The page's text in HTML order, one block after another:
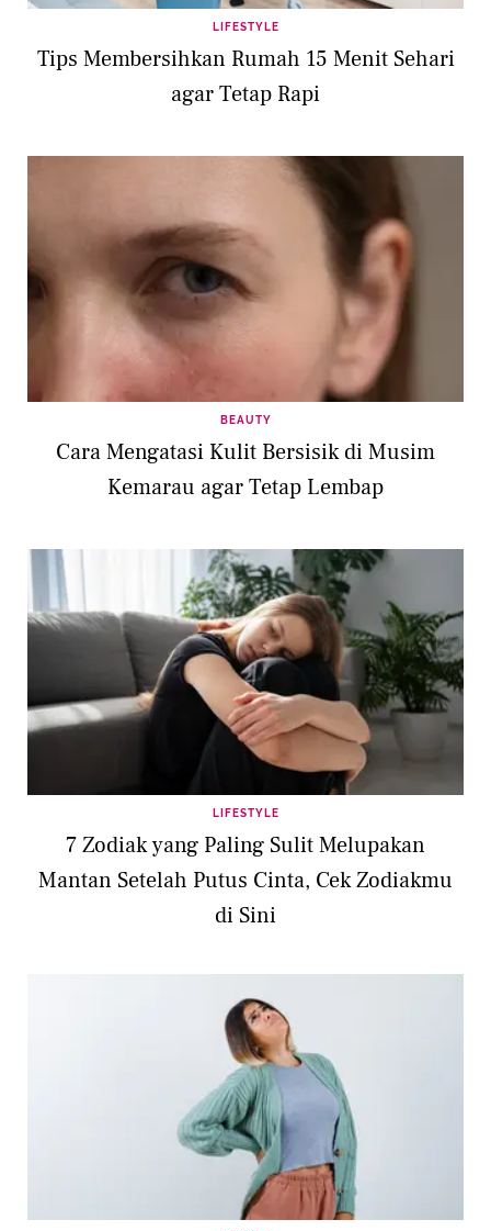
LIFESTYLE
Tips Membersihkan Rumah 15 Menit Sehari
agar Tetap Rapi
BEAUTY
Cara Mengatasi Kulit Bersisik di Musim
Kemarau agar Tetap Lembap
LIFESTYLE
7 Zodiak yang Paling Sulit Melupakan
Mantan Setelah Putus Cinta, Cek Zodiakmu
di Sini